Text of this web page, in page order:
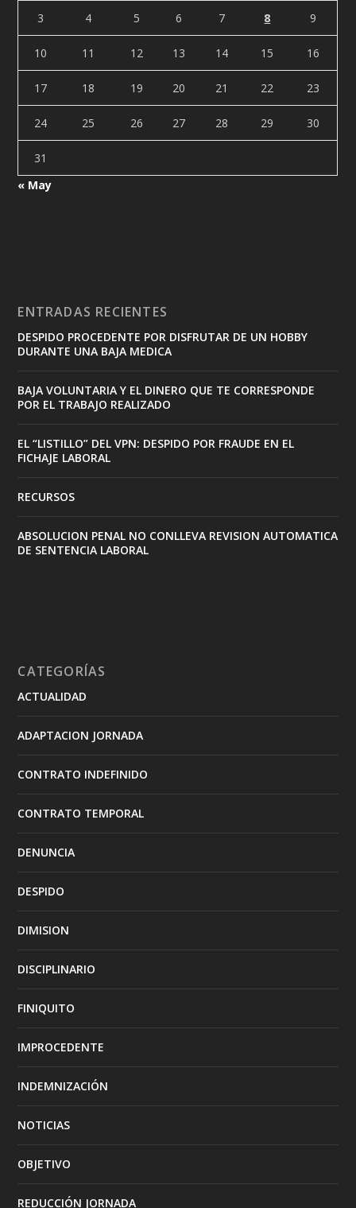
3 4 5 6 7 8 9
10 11 12 13 14 15 16
17 18 19 20 21 22 23
24 25 26 27 28 29 30
31
« May
ENTRADAS RECIENTES
DESPIDO PROCEDENTE POR DISFRUTAR DE UN HOBBY
DURANTE UNA BAJA MEDICA
BAJA VOLUNTARIA Y EL DINERO QUE TE CORRESPONDE
POR EL TRABAJO REALIZADO
EL “LISTILLO” DEL VPN: DESPIDO POR FRAUDE EN EL
FICHAJE LABORAL
RECURSOS
ABSOLUCION PENAL NO CONLLEVA REVISION AUTOMATICA
DE SENTENCIA LABORAL
CATEGORÍAS
ACTUALIDAD
ADAPTACION JORNADA
CONTRATO INDEFINIDO
CONTRATO TEMPORAL
DENUNCIA
DESPIDO
DIMISION
DISCIPLINARIO
FINIQUITO
IMPROCEDENTE
INDEMNIZACIÓN
NOTICIAS
OBJETIVO
REDUCCIÓN JORNADA